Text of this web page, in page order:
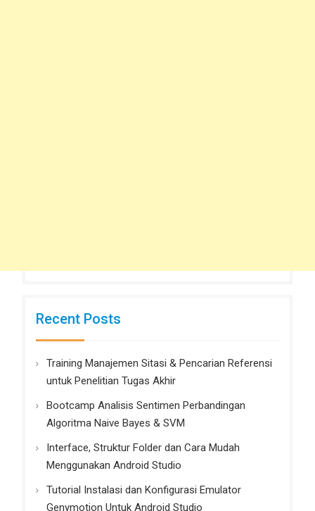
Recent Posts
Training Manajemen Sitasi & Pencarian Referensi
untuk Penelitian Tugas Akhir
Bootcamp Analisis Sentimen Perbandingan
Algoritma Naive Bayes & SVM
Interface, Struktur Folder dan Cara Mudah
Menggunakan Android Studio
Tutorial Instalasi dan Konfigurasi Emulator
Genymotion Untuk Android Studio